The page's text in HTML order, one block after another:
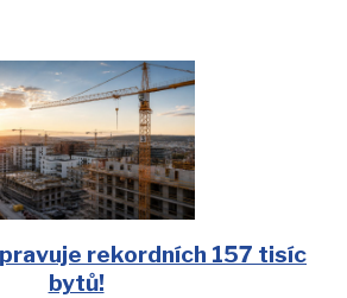
rekordních 157 tisíc
bytů!